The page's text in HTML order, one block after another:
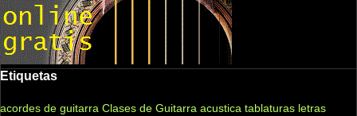
Etiquetas
acordes de guitarra Clases de Guitarra acustica tablaturas letras